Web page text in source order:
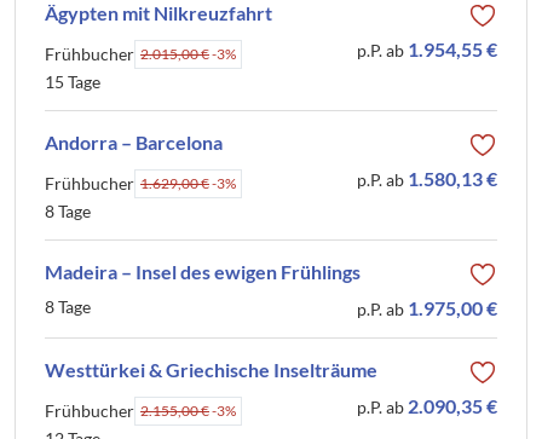
Ägypten mit Nilkreuzfahrt
Frühbucher 2.015,00 €-3%
15 Tage
p.P. ab 1.954,55 €
Andorra – Barcelona
Frühbucher 1.629,00 €-3%
8 Tage
p.P. ab 1.580,13 €
Madeira – Insel des ewigen Frühlings
8 Tage p.P. ab 1.975,00 €
Westtürkei & Griechische Inselträume
Frühbucher 2.155,00 €-3% p.P. ab 2.090,35 €